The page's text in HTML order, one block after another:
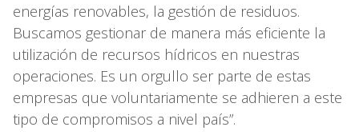
energías renovables, la gestión de residuos.
Buscamos gestionar de manera más eficiente la
utilización de recursos hídricos en nuestras
operaciones. Es un orgullo ser parte de estas
empresas que voluntariamente se adhieren a este
tipo de compromisos a nivel país”.